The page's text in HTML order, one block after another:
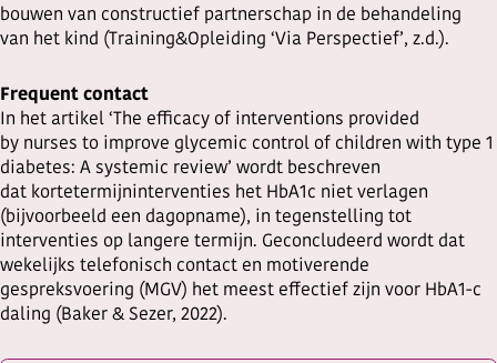
bouwen van constructief partnerschap in de behandeling
van het kind (Training&Opleiding ‘Via Perspectief’, z.d.).
Frequent contact
In het artikel ‘The efficacy of interventions provided
by nurses to improve glycemic control of children with type 1
diabetes: A systemic review’ wordt beschreven
dat kortetermijninterventies het HbA1c niet verlagen
(bijvoorbeeld een dagopname), in tegenstelling tot
interventies op langere termijn. Geconcludeerd wordt dat
wekelijks telefonisch contact en motiverende
gespreksvoering (MGV) het meest effectief zijn voor HbA1-c
daling (Baker & Sezer, 2022).